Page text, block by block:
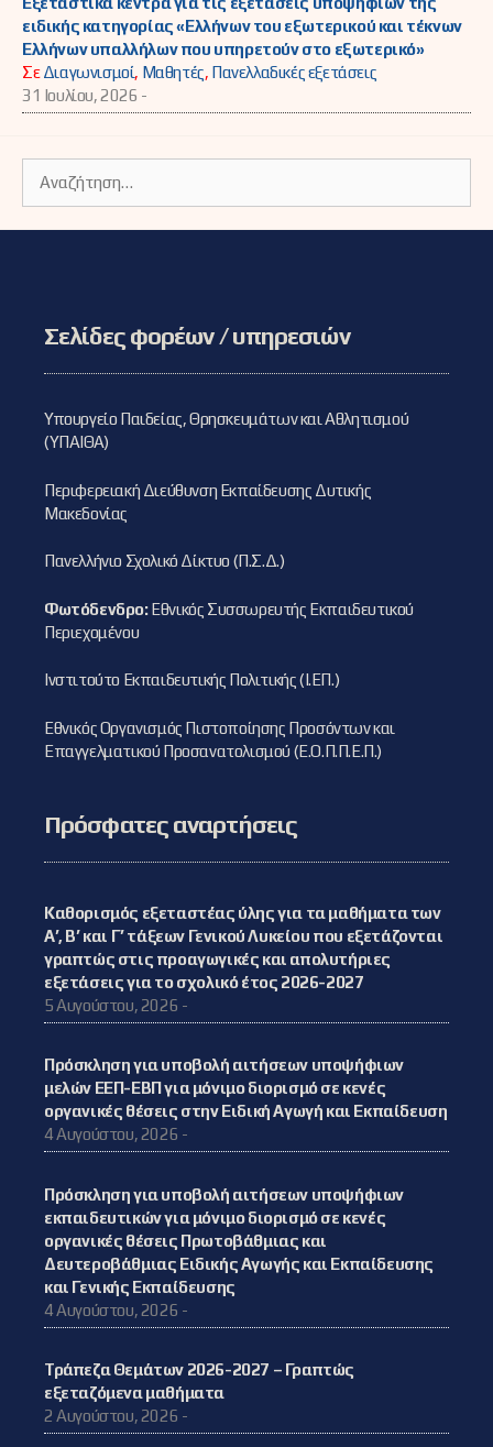
ειδικής κατηγορίας «Ελλήνων του εξωτερικού και τέκνων
Ελλήνων υπαλλήλων που υπηρετούν στο εξωτερικό»
ΣεΔιαγωνισμοί, Μαθητές, Πανελλαδικές εξετάσεις
31 Ιουλίου, 2026 -
για:
Σελίδες φορέων / υπηρεσιών
Υπουργείο Παιδείας, Θρησκευμάτων και Αθλητισμού
(ΥΠΑΙΘΑ)
Περιφερειακή Διεύθυνση Εκπαίδευσης Δυτικής
Μακεδονίας
Πανελλήνιο Σχολικό Δίκτυο (Π.Σ.Δ.)
Φωτόδενδρο:Εθνικός Συσσωρευτής Εκπαιδευτικού
Περιεχομένου
Ινστιτούτο Εκπαιδευτικής Πολιτικής (Ι.ΕΠ.)
Εθνικός Οργανισμός Πιστοποίησης Προσόντων και
Επαγγελματικού Προσανατολισμού (Ε.Ο.Π.Π.Ε.Π.)
Πρόσφατες αναρτήσεις
Καθορισμός εξεταστέας ύλης για τα μαθήματα των
Α’, Β’ και Γ’ τάξεων Γενικού Λυκείου που εξετάζονται
γραπτώς στις προαγωγικές και απολυτήριες
εξετάσεις για το σχολικό έτος 2026-2027
5 Αυγούστου, 2026 -
Πρόσκληση για υποβολή αιτήσεων υποψήφιων
μελών ΕΕΠ-ΕΒΠ για μόνιμο διορισμό σε κενές
οργανικές θέσεις στην Ειδική Αγωγή και Εκπαίδευση
4 Αυγούστου, 2026 -
Πρόσκληση για υποβολή αιτήσεων υποψήφιων
εκπαιδευτικών για μόνιμο διορισμό σε κενές
οργανικές θέσεις Πρωτοβάθμιας και
Δευτεροβάθμιας Ειδικής Αγωγής και Εκπαίδευσης
και Γενικής Εκπαίδευσης
4 Αυγούστου, 2026 -
Τράπεζα Θεμάτων 2026-2027 – Γραπτώς
εξεταζόμενα μαθήματα
2 Αυγούστου, 2026 -